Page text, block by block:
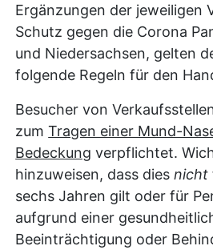
Ergänzungen der jeweiligen
Schutz gegen die Corona
und Niedersachsen, gelten
folgende Regeln für den
Besucher von
zumTragen einer Mund-
Bedeckung verpflichtet.
hinzuweisen, dass diesnicht
sechs Jahren gilt oder für
aufgrund einer
Beeinträchtigung oder